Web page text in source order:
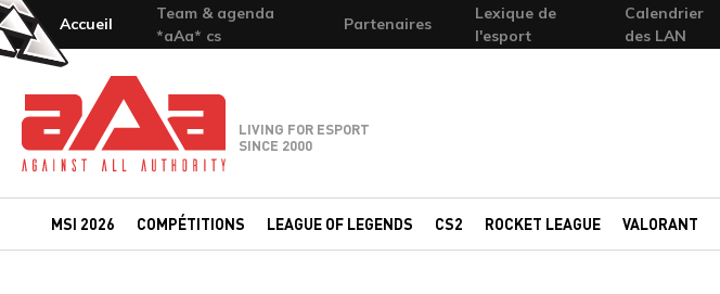
Accueil
Team & agenda
*aAa* cs
Partenaires
Lexique de
l'esport
Calendrier
des LAN
Team-aAa - against All authority
LIVING FOR ESPORT
SINCE 2000
MSI 2026 COMPÉTITIONS LEAGUE OF LEGENDS CS2 ROCKET LEAGUE VALORANT